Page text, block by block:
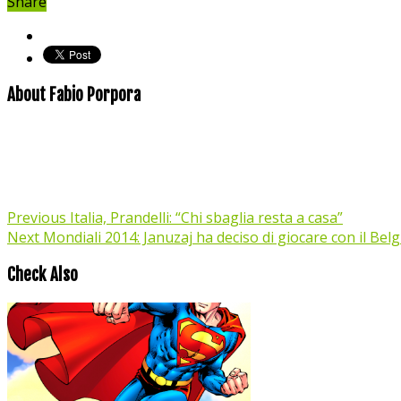
About Fabio Porpora
Previous Italia, Prandelli: “Chi sbaglia resta a casa”
Next Mondiali 2014: Januzaj ha deciso di giocare con il
Check Also